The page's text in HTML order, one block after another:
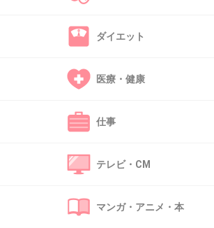
クの時に使ってました
顔が面倒です
マスカラも良いですが同じく洗顔が面
が抜けるので
ます
ダイエット
医療・健康
仕事
テレビ・CM
マンガ・アニメ・本